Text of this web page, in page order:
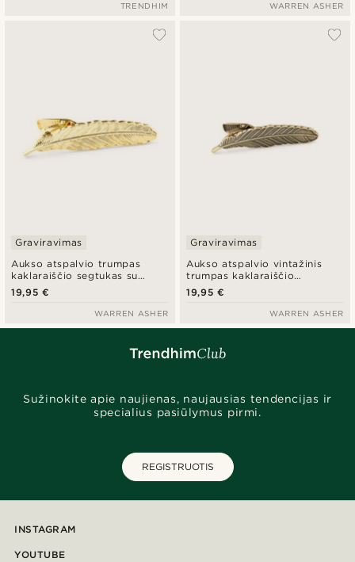
TRENDHIM WARREN ASHER
Aukso atspalvio trumpas
kaklaraiščio segtukas su
plunksna
Graviravimas
19,95 €
WARREN ASHER
Aukso atspalvio vintažinis
trumpas kaklaraiščio
segtukas su plunksna
Graviravimas
19,95 €
WARREN ASHER
Sužinokite apie naujienas, naujausias tendencijas ir
specialius pasiūlymus pirmi.
REGISTRUOTIS
INSTAGRAM
YOUTUBE